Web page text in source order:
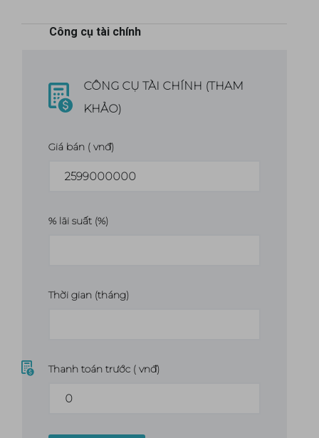
Công cụ tài chính
CÔNG CỤ TÀI CHÍNH (THAM
KHẢO)
Giá bán ( vnđ)
% lãi suất (%)
Thời gian (tháng)
Thanh toán trước ( vnđ)